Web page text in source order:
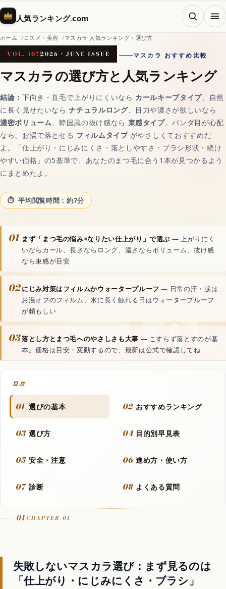
人気ランキング.com
メニ
ホーム
AI（人工知能）
対話AIの記事一覧
動画生成AI
文字起こしAI
資料・文書AI
動画
歴代アニメランキング
ホーム コスメ・美容 マスカラ 人気ランキング・選び方
VOL. 1072026 · JUNE ISSUE マスカラ おすすめ比較
マスカラの選び方と人気ランキング
結論： 下向き・直毛で上がりにくいなら カールキープタイプ、自然
に長く見せたいならナチュラルロング、目力や濃さが欲しいなら
濃密ボリューム、韓国風の抜け感なら 束感タイプ。パンダ目が心配
なら、お湯で落とせる フィルムタイプがやさしくておすすめだ
よ。「仕上がり・にじみにくさ・落としやすさ・ブラシ形状・続け
やすい価格」の5基準で、あなたのまつ毛に合う1本が見つかるよう
にまとめたよ。
平均閲覧時間：約7分
01 まず「まつ毛の悩み×なりたい仕上がり」で選ぶ — 上がりにく
いならカール、長さならロング、濃さならボリューム、抜け感
なら束感が目安
02にじみ対策はフィルムかウォータープルーフ — 日常の汗・涙は
お湯オフのフィルム、水に長く触れる日はウォータープルーフ
が頼もしい
03落とし方とまつ毛へのやさしさも大事 — こすらず落とすのが基
本。価格は目安・変動するので、最新は公式で確認してね
目次
01 選びの基本 02 おすすめランキング
03 選び方 04 目的別早見表
05 安全・注意 06 進め方・使い方
07 診断 08 よくある質問
01CHAPTER 01
失敗しないマスカラ選び：まず見るのは
「仕上がり・にじみにくさ・ブラシ」